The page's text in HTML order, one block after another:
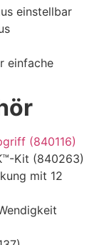
einstellbar
einfache
(840116)
Kit (840263)
mit 12